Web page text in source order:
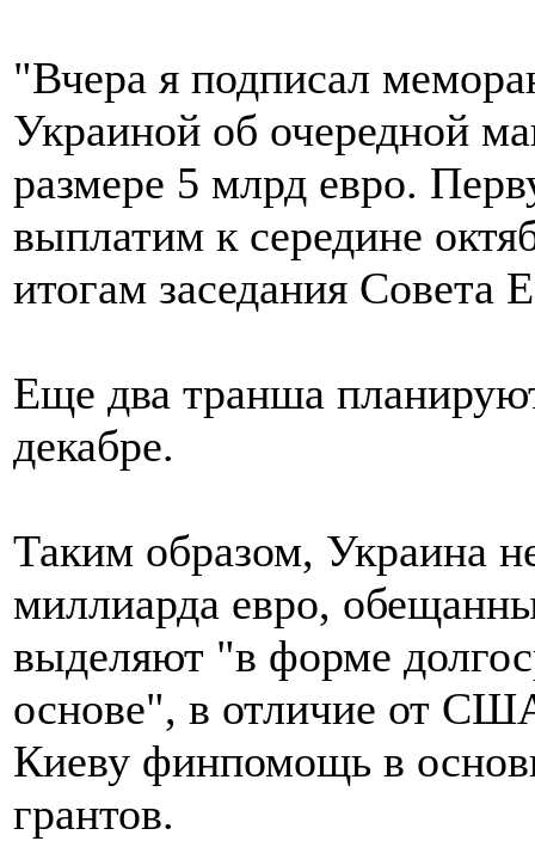
"Вчера я подписал
Украиной об очередной
размере 5 млрд евро.
выплатим к середине
итогам заседания
Еще два транша
декабре.
Таким образом, Украина
миллиарда евро,
выделяют "в форме
основе", в отличие от
Киеву финпомощь в
грантов.